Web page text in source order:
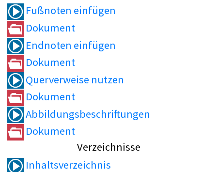
Fußnoten einfügen
Dokument
Endnoten einfügen
Dokument
Querverweise nutzen
Dokument
Abbildungsbeschriftungen
Dokument
Verzeichnisse
Inhaltsverzeichnis